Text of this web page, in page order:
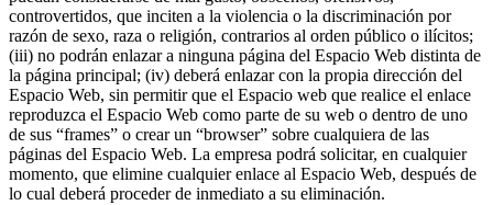
controvertidos, que inciten a la violencia o la discriminación por
razón de sexo, raza o religión, contrarios al orden público o ilícitos;
(iii) no podrán enlazar a ninguna página del Espacio Web distinta de
la página principal; (iv) deberá enlazar con la propia dirección del
Espacio Web, sin permitir que el Espacio web que realice el enlace
reproduzca el Espacio Web como parte de su web o dentro de uno
de sus “frames” o crear un “browser” sobre cualquiera de las
páginas del Espacio Web. La empresa podrá solicitar, en cualquier
momento, que elimine cualquier enlace al Espacio Web, después de
lo cual deberá proceder de inmediato a su eliminación.